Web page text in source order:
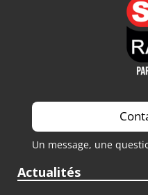
Un message, une
Actualités